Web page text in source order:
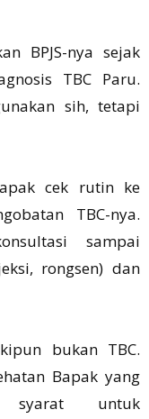
BPJS-nya sejak
TBC Paru.
sih, tetapi
cek rutin ke
TBC-nya.
sampai
rongsen) dan
bukan TBC.
Bapak yang
untuk